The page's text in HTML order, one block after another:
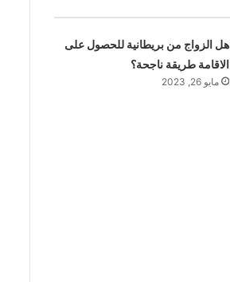
هل الزواج من بريطانية للحصول على
الاقامة طريقة ناجحة؟
مايو 26, 2023